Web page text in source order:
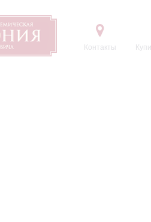
Контакты